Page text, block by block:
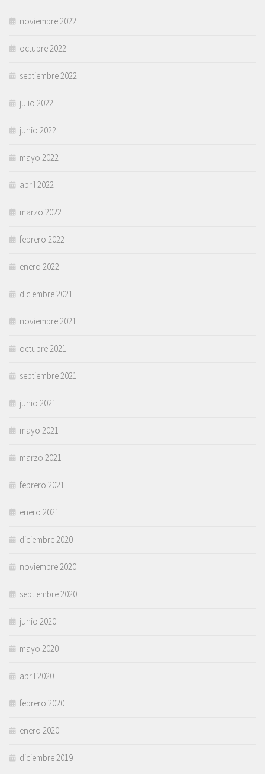
noviembre 2022
octubre 2022
septiembre 2022
julio 2022
junio 2022
mayo 2022
abril 2022
marzo 2022
febrero 2022
enero 2022
diciembre 2021
noviembre 2021
octubre 2021
septiembre 2021
junio 2021
mayo 2021
marzo 2021
febrero 2021
enero 2021
diciembre 2020
noviembre 2020
septiembre 2020
junio 2020
mayo 2020
abril 2020
febrero 2020
enero 2020
diciembre 2019